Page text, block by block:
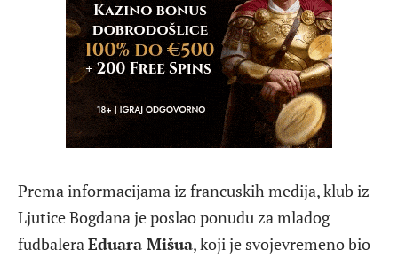
Prema informacijama iz francuskih medija, klub iz
Ljutice Bogdana je poslao ponudu za mladog
fudbaleraEduara Mišua, koji je svojevremeno bio